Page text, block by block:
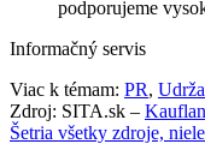
podporujeme
Informačný servis
Viac k témam: PR,
Zdroj: SITA.sk –
Šetria všetky zdroje,